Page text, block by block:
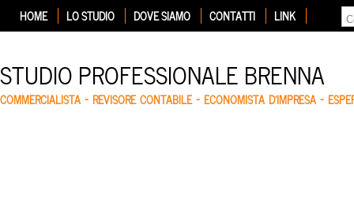
HOME LO STUDIO DOVE SIAMO CONTATTI LINK
STUDIO PROFESSIONALE BRENNA
COMMERCIALISTA – REVISORE CONTABILE – ECONOMISTA D'IMPRESA –